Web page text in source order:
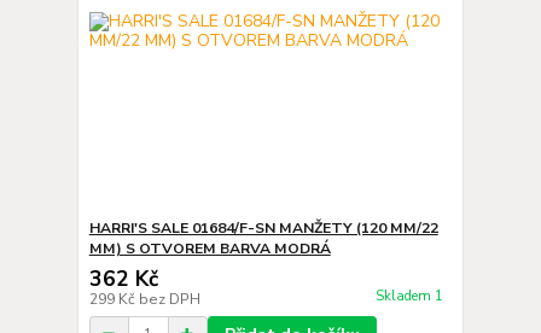
HARRI'S SALE 01684/F-SN MANŽETY (120 MM/22
MM) S OTVOREM BARVA MODRÁ
362 Kč
299 Kč bez DPH Skladem 1